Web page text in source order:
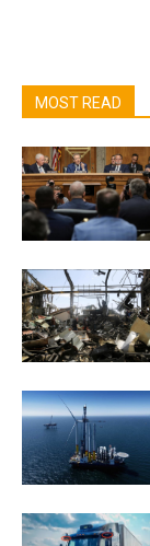
MOST READ